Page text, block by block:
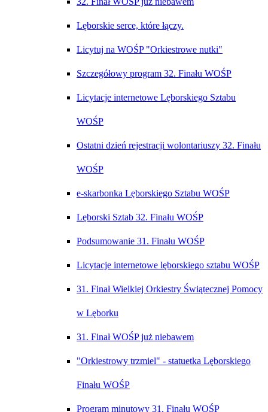
Lęborskie serce, które łączy.
Licytuj na WOŚP "Orkiestrowe nutki"
Szczegółowy program 32. Finału WOŚP
Licytacje internetowe Lęborskiego Sztabu
WOŚP
Ostatni dzień rejestracji wolontariuszy 32. Finału
WOŚP
e-skarbonka Lęborskiego Sztabu WOŚP
Lęborski Sztab 32. Finału WOŚP
Podsumowanie 31. Finału WOŚP
Licytacje internetowe lęborskiego sztabu WOŚP
31. Finał Wielkiej Orkiestry Świątecznej Pomocy
w Lęborku
31. Finał WOŚP już niebawem
"Orkiestrowy trzmiel" - statuetka Lęborskiego
Finału WOŚP
Program minutowy 31. Finału WOŚP